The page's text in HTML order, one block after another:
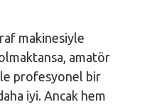
makinesiyle
amatör
profesyonel bir
iyi. Ancak hem